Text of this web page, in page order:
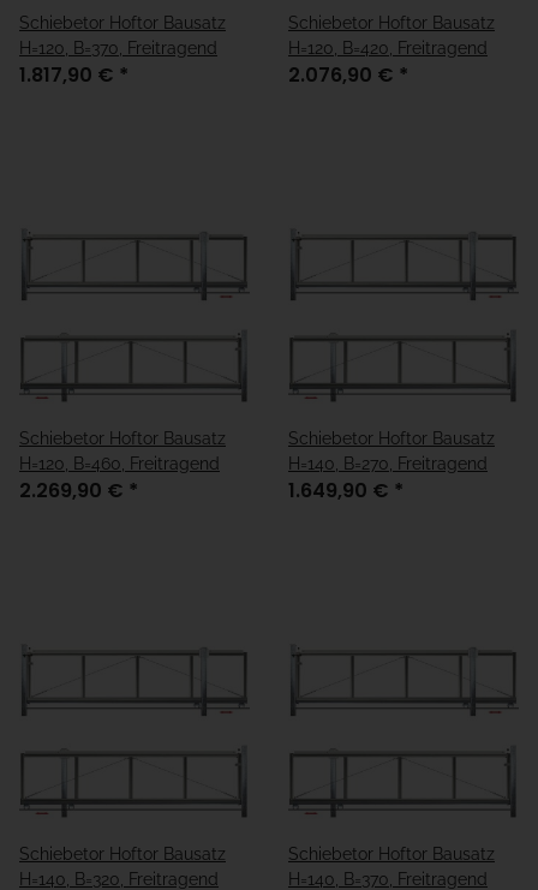
Schiebetor Hoftor Bausatz
H=120, B=370, Freitragend
1.817,90 € *
Schiebetor Hoftor Bausatz
H=120, B=420, Freitragend
2.076,90 € *
Schiebetor Hoftor Bausatz
H=120, B=460, Freitragend
2.269,90 € *
Schiebetor Hoftor Bausatz
H=140, B=270, Freitragend
1.649,90 € *
Schiebetor Hoftor Bausatz
H=140, B=320, Freitragend
Schiebetor Hoftor Bausatz
H=140, B=370, Freitragend